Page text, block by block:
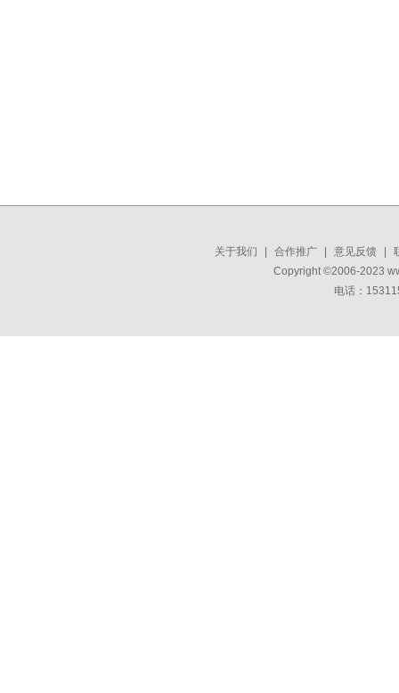
关于我们 合作推广 意见反馈
Copyright ©2006-2023
电话：